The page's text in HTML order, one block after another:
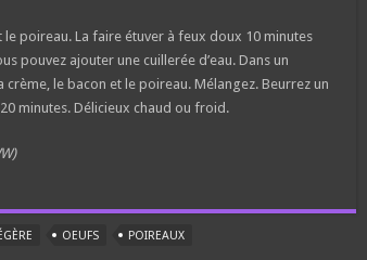
poireau. La faire étuver à feux doux 10 minutes
pouvez ajouter une cuillerée d’eau. Dans un
le bacon et le poireau. Mélangez. Beurrez un
minutes. Délicieux chaud ou froid.
OEUFS POIREAUX